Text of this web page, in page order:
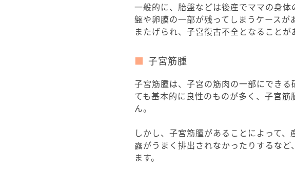
一般的に、胎盤などは後産でママの身
盤や卵膜の一部が残ってしまうケース
またげられ、子宮復古不全となることが
子宮筋腫
子宮筋腫は、子宮の筋肉の一部にでき
ても基本的に良性のものが多く、子宮
ん。
しかし、子宮筋腫があることによって
露がうまく排出されなかったりするな
ます。